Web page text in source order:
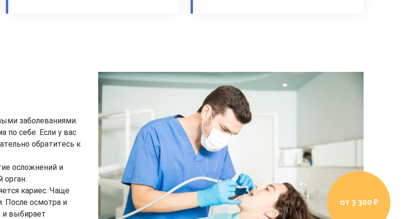
заболеваниями.
по себе. Если у вас
обратитесь к
осложнений и
орган.
кариес. Чаще
После осмотра и
и выбирает
от 3 300 ₽